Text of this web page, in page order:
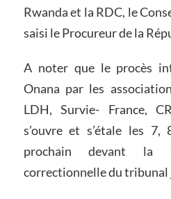
Rwanda et la RDC, le
saisi le Procureur de la
A noter que le procès
Onana par les
LDH, Survie- France,
s’ouvre et s’étale les
prochain devant la
correctionnelle du tribunal